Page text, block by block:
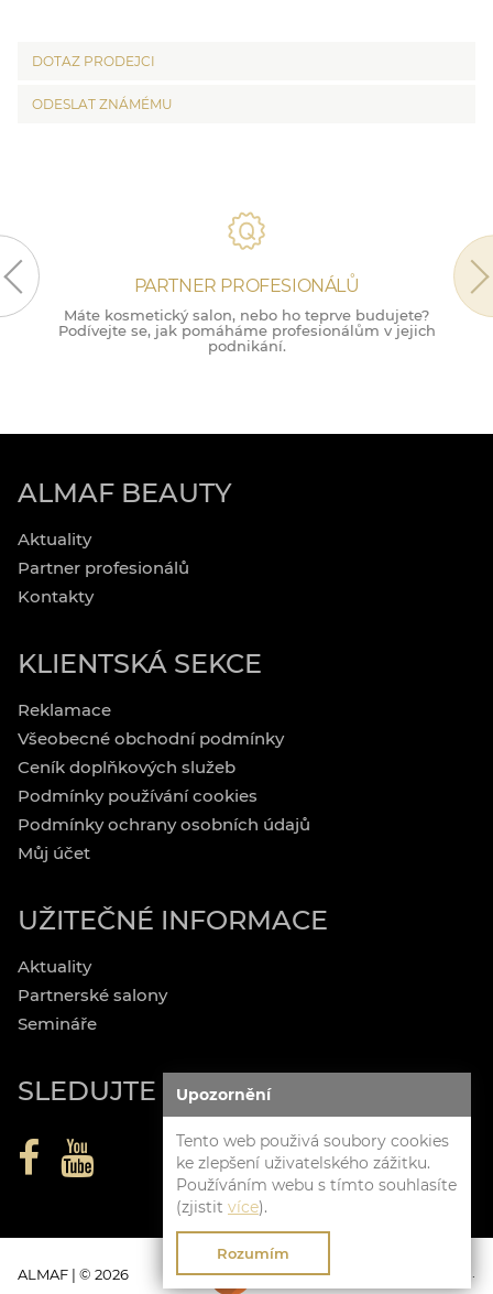
DOTAZ PRODEJCI
ODESLAT ZNÁMÉMU
PARTNER PROFESIONÁLŮ
Máte kosmetický salon, nebo ho teprve budujete?
Podívejte se, jak pomáháme profesionálům v jejich
podnikání.
ALMAF BEAUTY
Aktuality
Partner profesionálů
Kontakty
KLIENTSKÁ SEKCE
Reklamace
Všeobecné obchodní podmínky
Ceník doplňkových služeb
Podmínky používání cookies
Podmínky ochrany osobních údajů
Můj účet
UŽITEČNÉ INFORMACE
Aktuality
Partnerské salony
Semináře
SLEDUJTE NÁS
ALMAF | © 2026 Clevero.Chytrý eshop na míru.
Upozornění
Tento web použivá soubory cookies
ke zlepšení uživatelského zážitku.
Používáním webu s tímto souhlasíte
(zjistit více).
Rozumím